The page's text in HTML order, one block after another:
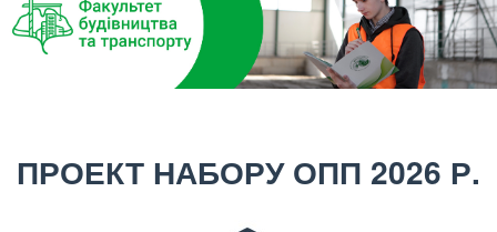
ПРОЕКТ НАБОРУ ОПП 2026 Р.